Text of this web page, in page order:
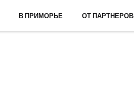
В ПРИМОРЬЕ ОТ ПАРТНЕРОВ